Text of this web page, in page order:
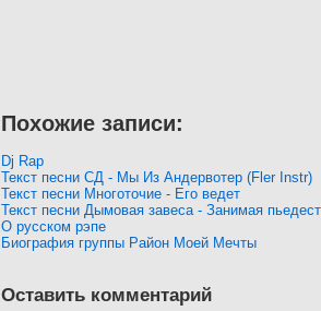
Похожие записи:
Dj Rap
Текст песни СД - Мы Из Андервотер (Fler Instr)
Текст песни Многоточие - Его ведет
Текст песни Дымовая завеса - Занимая
О русском рэпе
Биография группы Район Моей Мечты
Оставить комментарий